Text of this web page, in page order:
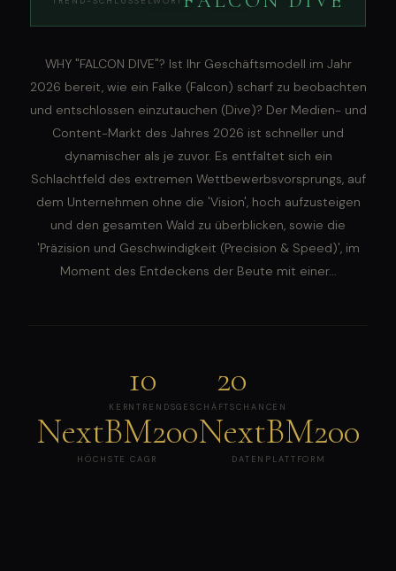
WHY "FALCON DIVE"? Ist Ihr Geschäftsmodell im Jahr
2026 bereit, wie ein Falke (Falcon) scharf zu beobachten
und entschlossen einzutauchen (Dive)? Der Medien- und
Content-Markt des Jahres 2026 ist schneller und
dynamischer als je zuvor. Es entfaltet sich ein
Schlachtfeld des extremen Wettbewerbsvorsprungs, auf
dem Unternehmen ohne die 'Vision', hoch aufzusteigen
und den gesamten Wald zu überblicken, sowie die
'Präzision und Geschwindigkeit (Precision & Speed)', im
Moment des Entdeckens der Beute mit einer...
10
KERNTRENDS
20
GESCHÄFTSCHANCEN
NextBM200
HÖCHSTE CAGR
NextBM200
DATENPLATTFORM